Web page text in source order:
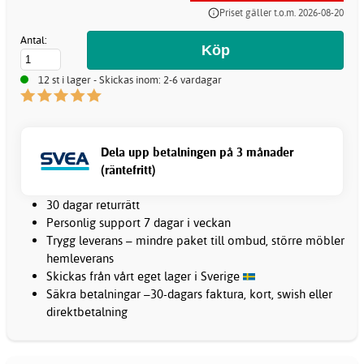
Priset gäller t.o.m. 2026-08-20
Antal:
12 st i lager - Skickas inom: 2-6 vardagar
Dela upp betalningen på 3 månader
(räntefritt)
30 dagar returrätt
Personlig support 7 dagar i veckan
Trygg leverans – mindre paket till ombud, större möbler
hemleverans
Skickas från vårt eget lager i Sverige
Säkra betalningar –30-dagars faktura, kort, swish eller
direktbetalning